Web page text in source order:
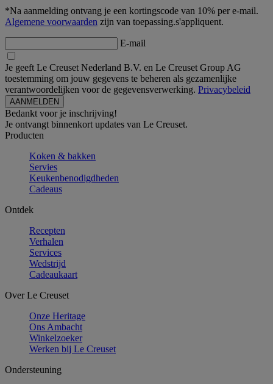
*Na aanmelding ontvang je een kortingscode van 10% per e-mail.
Algemene voorwaarden zijn van toepassing.s'appliquent.
E-mail
Je geeft Le Creuset Nederland B.V. en Le Creuset Group AG
toestemming om jouw gegevens te beheren als gezamenlijke
verantwoordelijken voor de gegevensverwerking. Privacybeleid
Bedankt voor je inschrijving!
Je ontvangt binnenkort updates van Le Creuset.
Producten
Koken & bakken
Servies
Keukenbenodigdheden
Cadeaus
Ontdek
Recepten
Verhalen
Services
Wedstrijd
Cadeaukaart
Over Le Creuset
Onze Heritage
Ons Ambacht
Winkelzoeker
Werken bij Le Creuset
Ondersteuning